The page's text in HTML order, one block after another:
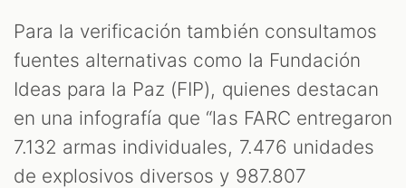
Para la verificación también consultamos
fuentes alternativas como la Fundación
Ideas para la Paz (FIP), quienes destacan
en una infografía que “las FARC entregaron
7.132 armas individuales, 7.476 unidades
de explosivos diversos y 987.807